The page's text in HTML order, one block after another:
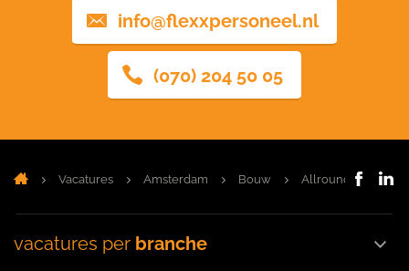
info@flexxpersoneel.nl
(070) 204 50 05
Vacatures Amsterdam Bouw Allround
vacatures per branche